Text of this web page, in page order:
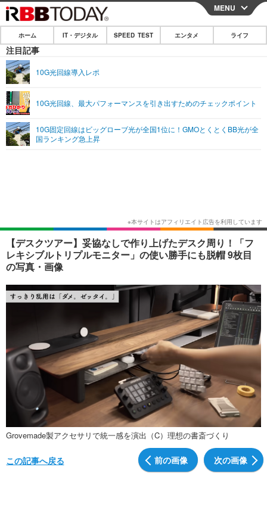
CLOSE
ホーム
IT・デジタル
ショッピング その他
SPEED TEST
エンタメ
エンタメTOP
ショッピング その他
ライフ
MENU
ホーム IT・デジタル SPEED TEST エンタメ ライフ
注目記事
10G光回線導入レポ
10G光回線、最大パフォーマンスを引き出すためのチェックポイント
10G固定回線はビッグローブ光が全国1位に！GMOとくとくBB光が全
国ランキング急上昇
【デスクツアー】妥協なしで作り上げたデスク周り！「フ
レキシブルトリプルモニター」の使い勝手にも脱帽 9枚目
の写真・画像
Grovemade製アクセサリで統一感を演出（C）理想の書斎づくり
前の画像 次の画像
この記事へ戻る